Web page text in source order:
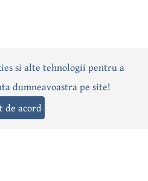
EvenimentInterviuri
Anunțuri
si alte tehnologii pentru a
dumneavoastra pe site!
de acord